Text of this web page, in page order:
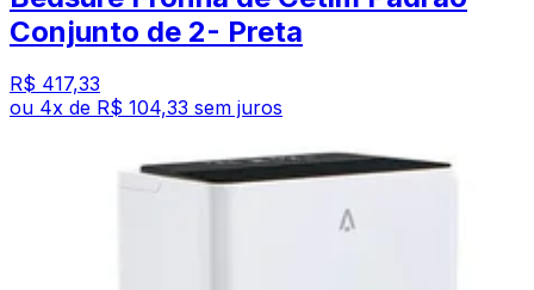
Conjunto de 2- Preta
R$ 417,33
ou 4x de R$ 104,33 sem juros